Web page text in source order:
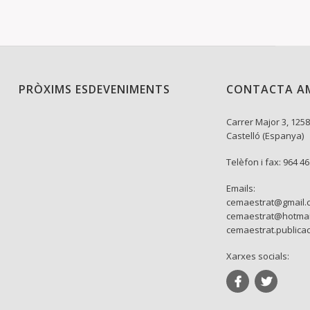
PRÒXIMS ESDEVENIMENTS CONTACTA
Carrer Major 3,
Castelló (Espanya)
Telèfon i fax: 964
Emails:
Xarxes socials: